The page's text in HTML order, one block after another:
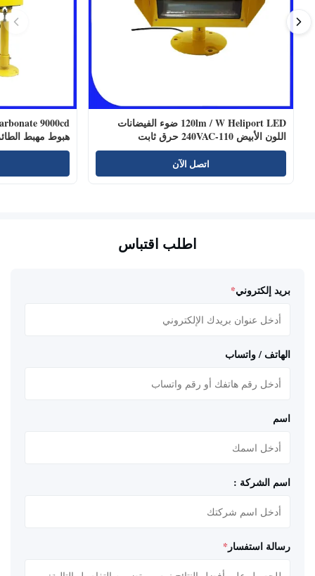
120lm / W Heliport LED ضوء الفيضانات
اللون الأبيض 110-240VAC حرق ثابت
اتصل الآن
هبوط مهبط
اطلب اقتباس
بريد إلكتروني*
الهاتف / واتساب
اسم
اسم الشركة :
رسالة استفسار *